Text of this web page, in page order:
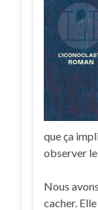
que ça
observer
Nous
cacher.